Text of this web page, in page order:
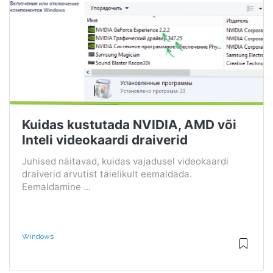
Kuidas kustutada NVIDIA, AMD või
Inteli videokaardi draiverid
Juhised näitavad, kuidas vajadusel videokaardi
draiverid arvutist täielikult eemaldada.
Eemaldamine ...
Windows